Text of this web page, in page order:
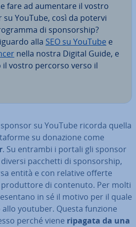
fare ad aumentare il vostro
YouTube, così da potervi
di spon­sor­ship?
alla SEO su YouTube e
nella nostra Digital Guide, e
il vostro percorso verso il
su YouTube ricorda quella
su donazione come
. Su entrambi i portali gli sponsor
pacchetti di spon­sor­ship,
entità e con relative offerte
pro­dut­to­re di contenuto. Per molti
in sé il motivo per il quale
youtuber. Questa funzione
perché viene ripagata da una